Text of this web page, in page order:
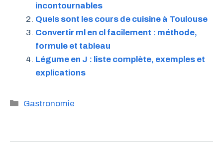
incontournables
Quels sont les cours de cuisine à Toulouse
Convertir ml en cl facilement : méthode,
formule et tableau
Légume en J : liste complète, exemples et
explications
Catégories
Gastronomie